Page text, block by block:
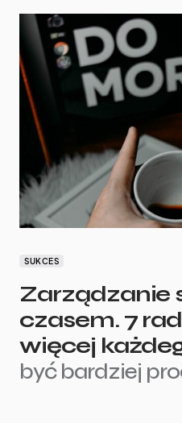
SUKCES
Zarządzanie
czasem. 7
więcej
być bardziej